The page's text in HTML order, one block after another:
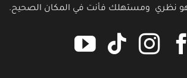
نظري ومستهلك فأنت في المكان الصحيح.